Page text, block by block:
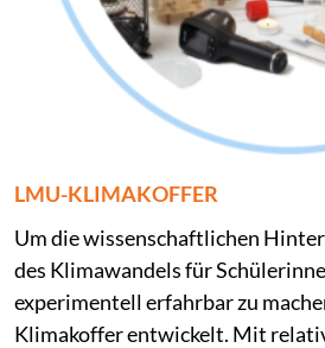
LMU-KLIMAKOFFER
Um die wissenschaftlichen
des Klimawandels für
experimentell erfahrbar zu
Klimakoffer entwickelt. Mit